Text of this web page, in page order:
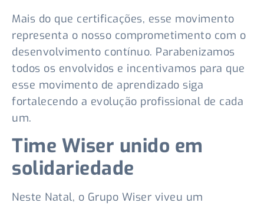
Mais do que certificações, esse movimento
representa o nosso comprometimento com o
desenvolvimento contínuo. Parabenizamos
todos os envolvidos e incentivamos para que
esse movimento de aprendizado siga
fortalecendo a evolução profissional de cada
um.
Time Wiser unido em
solidariedade
Neste Natal, o Grupo Wiser viveu um